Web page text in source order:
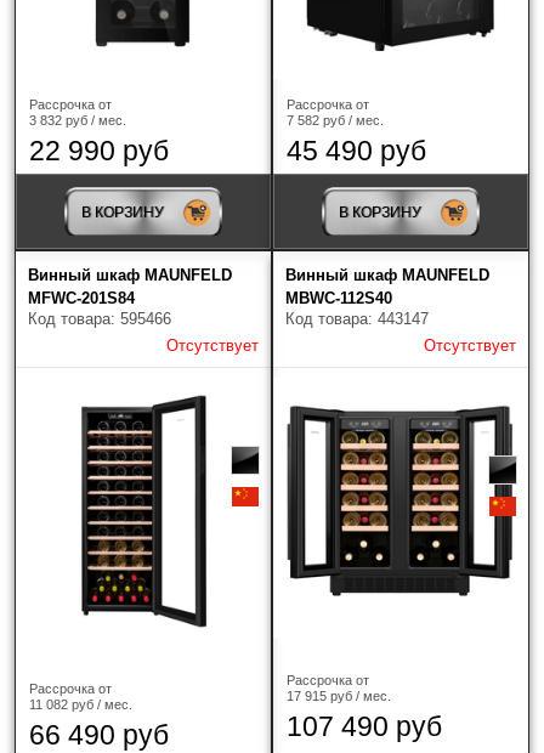
Рассрочка от
3 832 руб / мес.
22 990 руб
В КОРЗИНУ
Рассрочка от
7 582 руб / мес.
45 490 руб
В КОРЗИНУ
Винный шкаф MAUNFELD
MFWC-201S84
Код товара: 595466
Отсутствует
Рассрочка от
11 082 руб / мес.
66 490 руб
Винный шкаф MAUNFELD
MBWC-112S40
Код товара: 443147
Отсутствует
Рассрочка от
17 915 руб / мес.
107 490 руб